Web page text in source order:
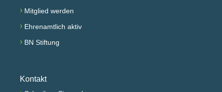
› Mitglied werden
› Ehrenamtlich aktiv
› BN Stiftung
Kontakt